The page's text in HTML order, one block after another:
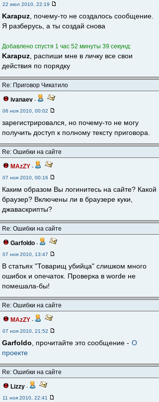
22 июл 2010, 22:19
Karapuz , почему-то не создалось сообщение.
Я разберусь, а ты создай снова
Добавлено спустя 1 час 52 минуты 39 секунд:
Karapuz , распиши мне в личку все свои
действия по порядку
Re: Приговор Чикатило
ivanaev -
06 ноя 2010, 00:02
зарегистрировался, но почему-то не могу
получить доступ к полному тексту приговора.
Re: Ошибки на сайте
MAzZY -
07 ноя 2010, 00:16
Каким образом Вы логинитесь на сайте? Какой
браузер? Включены ли в браузере куки,
джаваскрипты?
Re: Ошибки на сайте
Garfoldo -
07 ноя 2010, 13:47
В статьях "Товарищ убийца" слишком много
ошибок и опечаток. Проверка в worde не
помешала-бы!
Re: Ошибки на сайте
MAzZY -
07 ноя 2010, 21:52
Garfoldo , прочитайте это сообщение - О
проекте
Re: Ошибки на сайте
Lizzy -
11 ноя 2010, 22:41